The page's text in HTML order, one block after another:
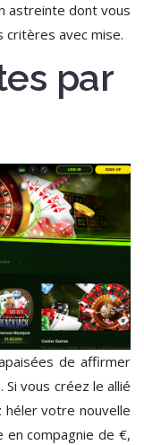
astreinte dont vous
critères avec mise.
par
de affirmer
Si vous créez le allié
héler votre nouvelle
en compagnie de €,